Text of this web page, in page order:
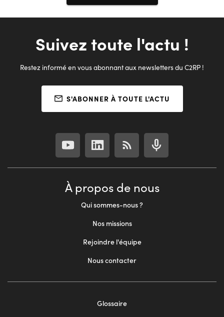
Suivez toute l'actu !
Restez informé en vous abonnant aux newsletters du C2RP !
S'ABONNER À TOUTE L'ACTU
À propos de nous
Qui sommes-nous ?
Nos missions
Rejoindre l'équipe
Nous contacter
Glossaire